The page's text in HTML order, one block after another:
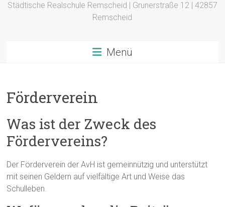
Städtische Realschule Remscheid | Grunerstraße 12 | 42857
Remscheid
Menü
Förderverein
Was ist der Zweck des
Fördervereins?
Der Förderverein der AvH ist gemeinnützig und unterstützt
mit seinen Geldern auf vielfältige Art und Weise das
Schulleben.